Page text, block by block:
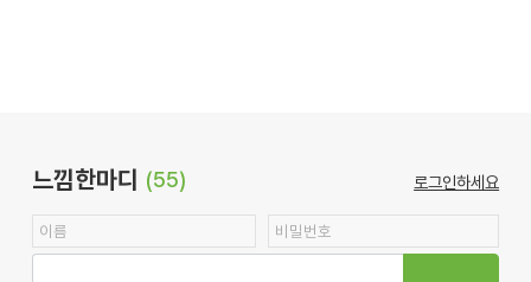
느낌한마디 (55) 로그인하세요